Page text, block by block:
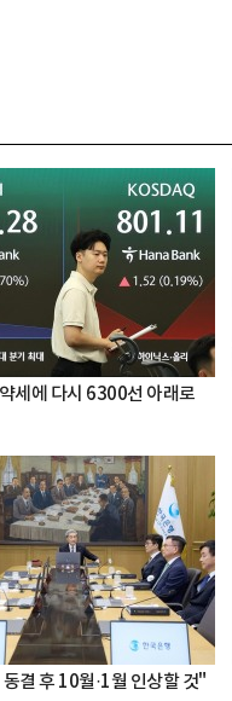
세에 다시 6300선 아래로
결 후 10월·1월 인상할 것"